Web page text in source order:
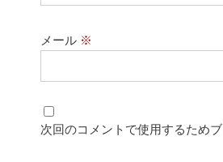
メール ※
次回のコメントで使用するため